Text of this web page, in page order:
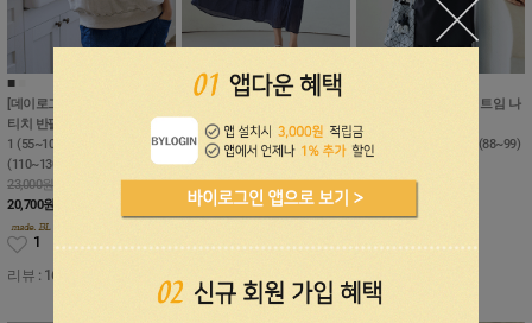
■
[데이로그인]뮤직시티 나염 스
티치 반팔 맨투맨
1 (55~100), 2 (100~110), 3
(110~130)
23,000원
20,700원
1
리뷰 : 16개
■
링 롱원피스
1 (55~77), 2 (88~99)
61,000원
54,900원 10%
0
[데이로그인]모이브 쿨 트임 나
시
1 (55~77), 2 (77~88), 3 (88~99)
15,300원 10%
1